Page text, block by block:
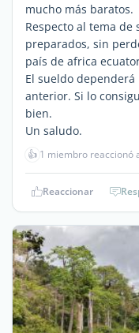
mucho más baratos.
Respecto al tema
preparados, sin
país de africa
El sueldo
anterior. Si lo
bien.
Un saludo.
👍 1 miembro reaccionó
Reaccionar